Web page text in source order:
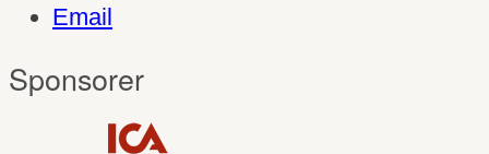
Email
Sponsorer